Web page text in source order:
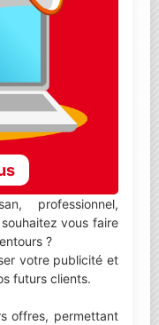
professionnel,
vous faire
?
votre publicité et
futurs clients.
offres, permettant